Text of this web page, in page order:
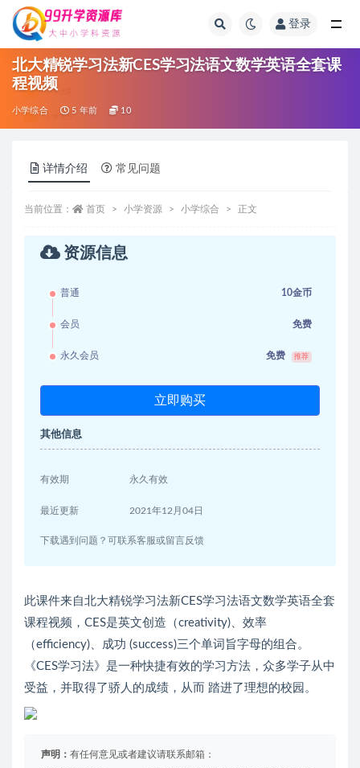
登录
北大精锐学习法新CES学习法语文数学英语全套课
程视频
小学综合 5 年前 10
详情介绍 常见问题
当前位置： 首页 小学资源 小学综合 正文
资源信息
普通 10金币
会员 免费
永久会员 免费 推荐
立即购买
其他信息
有效期 永久有效
最近更新 2021年12月04日
下载遇到问题？可联系客服或留言反馈
此课件来自北大精锐学习法新CES学习法语文数学英语全套
课程视频，CES是英文创造（creativity)、效率
（efficiency)、成功 (success)三个单词旨字母的组合。
《CES学习法》是一种快捷有效的学习方法，众多学子从中
受益，并取得了骄人的成绩，从而 踏进了理想的校园。
声明： 有任何意见或者建议请联系邮箱：